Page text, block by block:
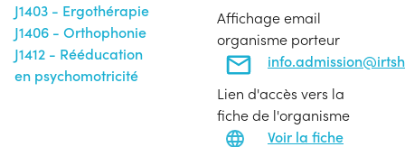
J1403 - Ergothérapie
J1406 - Orthophonie
J1412 - Rééducation
en psychomotricité
Affichage email
organisme porteur
Lien d'accès vers la
fiche de l'organisme
Voir la fiche